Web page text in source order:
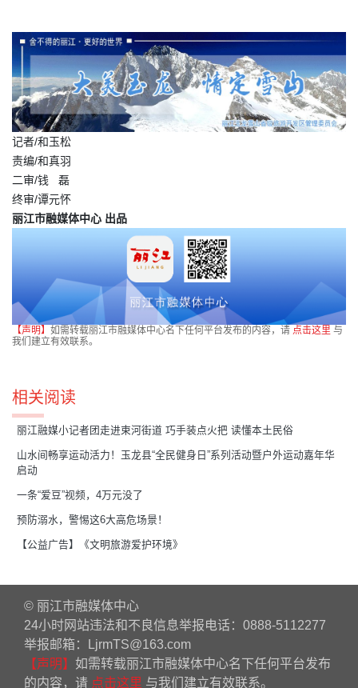
记者/和玉松
责编/和真羽
二审/钱 磊
终审/谭元怀
丽江市融媒体中心 出品
【声明】 如需转载丽江市融媒体中心名下任何平台发布的内容，请 点击这里 与
我们建立有效联系。
相关阅读
丽江融媒小记者团走进束河街道 巧手装点火把 读懂本土民俗
​山水间畅享运动活力！玉龙县“全民健身日”系列活动暨户外运动嘉年华
启动
一条“爱豆”视频，4万元没了
预防溺水，警惕这6大高危场景！
【公益广告】《文明旅游爱护环境》
© 丽江市融媒体中心
24小时网站违法和不良信息举报电话：0888-5112277
举报邮箱：LjrmTS@163.com
【声明】 如需转载丽江市融媒体中心名下任何平台发布
的内容，请 点击这里 与我们建立有效联系。